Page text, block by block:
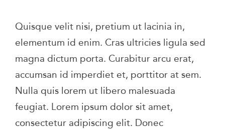
Quisque velit nisi, pretium ut lacinia in,
elementum id enim. Cras ultricies ligula sed
magna dictum porta. Curabitur arcu erat,
accumsan id imperdiet et, porttitor at sem.
Nulla quis lorem ut libero malesuada
feugiat. Lorem ipsum dolor sit amet,
consectetur adipiscing elit. Donec